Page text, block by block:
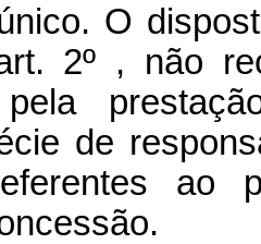
O
2º , não
pela
de
ao